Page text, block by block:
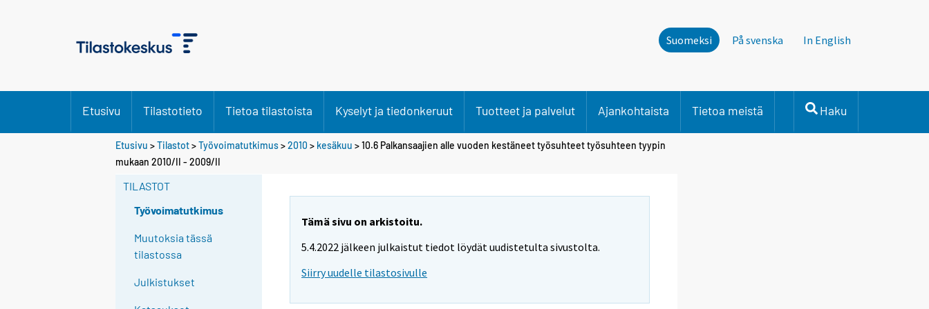
Suomeksi På svenska In English
Etusivu Tilastotieto Tietoa tilastoista Kyselyt ja tiedonkeruut Tuotteet ja palvelut Ajankohtaista Tietoa meistä Haku
Etusivu >Tilastot>Työvoimatutkimus>2010 > kesäkuu > 10.6 Palkansaajien alle vuoden kestäneet työsuhteet työsuhteen tyypin
mukaan 2010/II - 2009/II
TILASTOT
Työvoimatutkimus
Muutoksia tässä
tilastossa
Julkistukset
Tämä sivu on arkistoitu.
5.4.2022 jälkeen julkaistut tiedot löydät uudistetulta sivustolta.
Siirry uudelle tilastosivulle